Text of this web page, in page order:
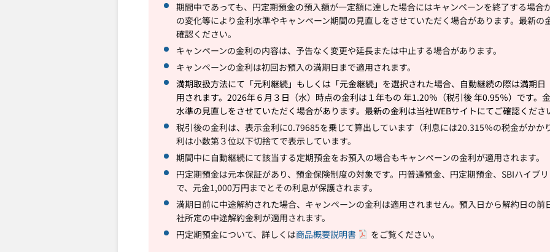
期間中であっても、円定期預金の預入額が一定額に達した場合にはキャンペーンを終了する場合
の変化等により金利水準やキャンペーン期間の見直しをさせていただく場合があります。最新の
確認ください。
キャンペーンの金利の内容は、予告なく変更や延長または中止する場合があります。
キャンペーンの金利は初回お預入の満期日まで適用されます。
満期取扱方法にて「元利継続」もしくは「元金継続」を選択された場合、自動継続の際は満期
用されます。2026年６月３日（水）時点の金利は１年もの 年1.20％（税引後 年0.95％）です。
水準の見直しをさせていただく場合があります。最新の金利は当社WEBサイトにてご確認くださ
税引後の金利は、表示金利に0.79685を乗じて算出しています（利息には20.315％の税金がかか
利は小数第３位以下切捨てで表示しています。
期間中に自動継続にて該当する定期預金をお預入の場合もキャンペーンの金利が適用されます。
円定期預金は元本保証があり、預金保険制度の対象です。円普通預金、円定期預金、SBIハイブ
で、元金1,000万円までとその利息が保護されます。
満期日前に中途解約された場合、キャンペーンの金利は適用されません。預入日から解約日の前
社所定の中途解約金利が適用されます。
円定期預金について、詳しくは商品概要説明書 をご覧ください。